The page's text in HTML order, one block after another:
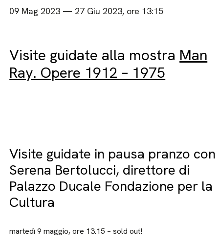
09 Mag 2023 — 27 Giu 2023, ore 13:15
Visite guidate alla mostra Man
Ray. Opere 1912 – 1975
Visite guidate in pausa pranzo con
Serena Bertolucci, direttore di
Palazzo Ducale Fondazione per la
Cultura
martedì 9 maggio, ore 13.15 – sold out!